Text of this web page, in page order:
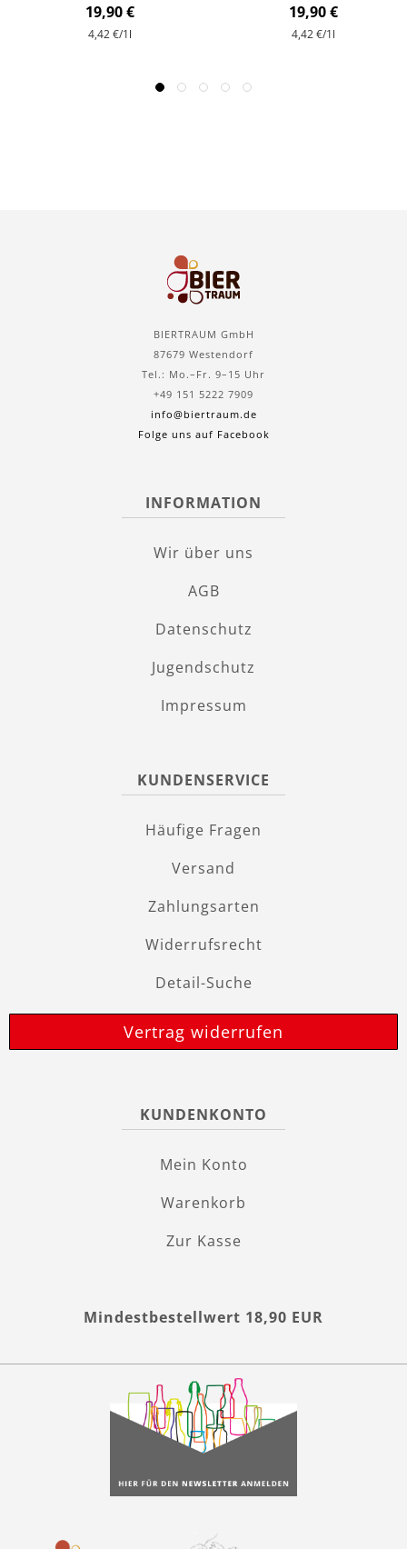
19,90 €
4,42 €/1l
19,90 €
4,42 €/1l
BIERTRAUM GmbH
87679 Westendorf
Tel.: Mo.–Fr. 9–15 Uhr
+49 151 5222 7909
info@biertraum.de
Folge uns auf Facebook
INFORMATION
Wir über uns
AGB
Datenschutz
Jugendschutz
Impressum
KUNDENSERVICE
Häufige Fragen
Versand
Zahlungsarten
Widerrufsrecht
Detail-Suche
Vertrag widerrufen
KUNDENKONTO
Mein Konto
Warenkorb
Zur Kasse
Mindestbestellwert 18,90 EUR